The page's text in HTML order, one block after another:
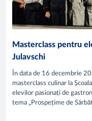
Masterclass pentru
Julavschi
În data de 16 decembrie
masterclass culinar la
elevilor pasionați de
tema „Prospețime de